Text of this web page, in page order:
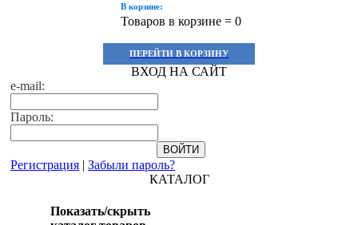
В корзине:
Товаров в корзине = 0
ПЕРЕЙТИ В КОРЗИНУ
ВХОД НА САЙТ
e-mail:
Пароль:
Регистрация | Забыли пароль?
КАТАЛОГ
Показать/скрыть